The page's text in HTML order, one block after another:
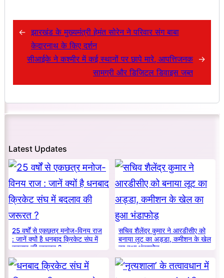
← झारखंड के मुख्यमंत्री हेमंत सोरेन ने परिवार संग बाबा
केदारनाथ के किए दर्शन
सीआईके ने कश्मीर में कई स्थानों पर छापे मारे, आपत्तिजनक
सामग्री और डिजिटल डिवाइस जब्त
→
Latest Updates
25 वर्षों से एकछत्र मनोज-विनय राज
: जानें क्यों है धनबाद क्रिकेट संघ में
बदलाव की जरूरत ?
सचिव शैलेंद्र कुमार ने आरडीसीए को
बनाया लूट का अड्डा, कमीशन के खेल
का हुआ भंडाफोड़